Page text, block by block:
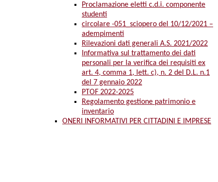
Proclamazione eletti c.d.i. componente
studenti
circolare -051_sciopero del 10/12/2021 –
adempimenti
Rilevazioni dati generali A.S. 2021/2022
Informativa sul trattamento dei dati
personali per la verifica dei requisiti ex
art. 4, comma 1, lett. c), n. 2 del D.L. n.1
del 7 gennaio 2022
PTOF 2022-2025
Regolamento gestione patrimonio e
inventario
ONERI INFORMATIVI PER CITTADINI E IMPRESE